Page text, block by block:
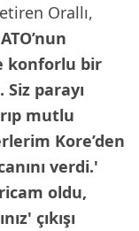
Orallı,
konforlu bir
parayı
mutlu
Kore’den
verdi.'
ricam oldu,
çıkışı